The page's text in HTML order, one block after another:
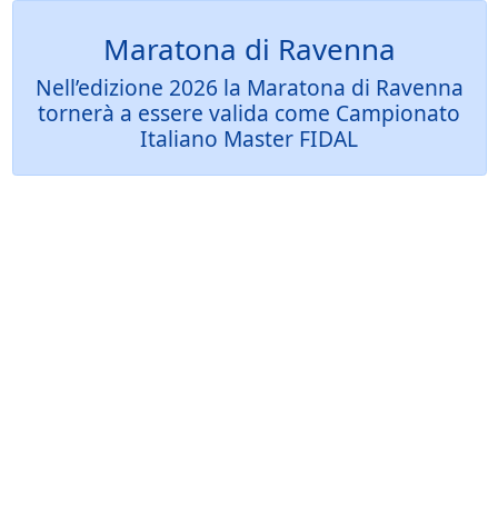
Maratona di Ravenna
Nell’edizione 2026 la Maratona di Ravenna
tornerà a essere valida come Campionato
Italiano Master FIDAL